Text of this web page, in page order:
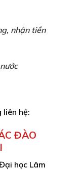
nhận tiền
hệ:
ĐÀO
học Lâm